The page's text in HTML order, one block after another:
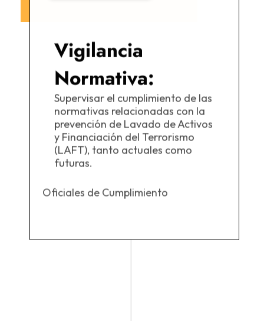
Vigilancia
Normativa:
Supervisar el cumplimiento de las
normativas relacionadas con la
prevención de Lavado de Activos
y Financiación del Terrorismo
(LAFT), tanto actuales como
futuras.
Oficiales de Cumplimiento